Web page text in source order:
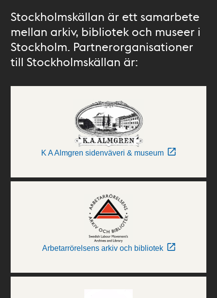
Stockholmskällan är ett samarbete
mellan arkiv, bibliotek och museer i
Stockholm. Partnerorganisationer
till Stockholmskällan är:
K A Almgren sidenväveri & museum
Arbetarrörelsens arkiv och bibliotek